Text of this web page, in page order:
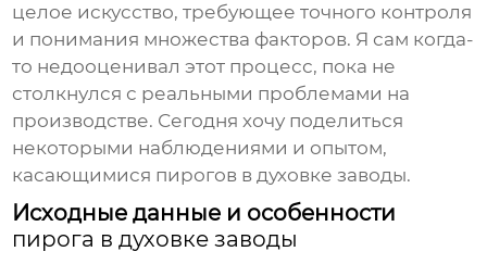
целое искусство, требующее точного контроля
и понимания множества факторов. Я сам когда-
то недооценивал этот процесс, пока не
столкнулся с реальными проблемами на
производстве. Сегодня хочу поделиться
некоторыми наблюдениями и опытом,
касающимися пирогов в духовке заводы.
Исходные данные и особенности
пирога в духовке заводы